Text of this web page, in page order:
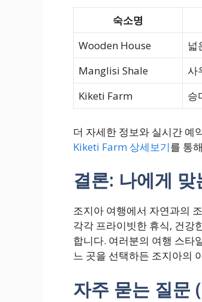
숙소명
Wooden House
넓
Manglisi Shale
사
Kiketi Farm
승
더 자세한 정보와 실시간 예
Kiketi Farm 상세보기를 통
결론: 나에게
조지아 여행에서 자연과의
각각 프라이빗한 휴식, 건강
합니다. 여러분의 여행 스타
느 곳을 선택하든 조지아의
자주 묻는 질문